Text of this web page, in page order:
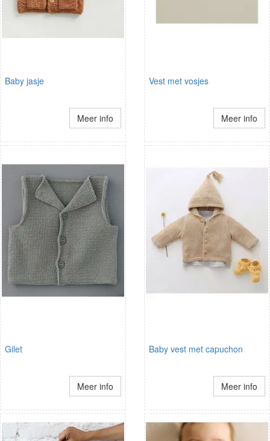
Baby jasje
Meer info
Vest met vosjes
Meer info
Gilet
Meer info
Baby vest met capuchon
Meer info